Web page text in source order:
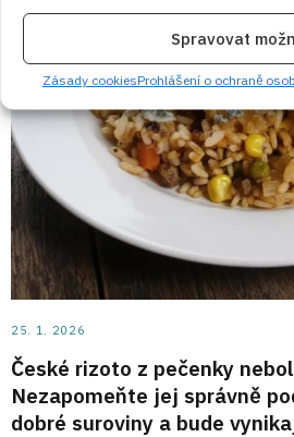
Spravovat
Zásady cookiesProhlášení o ochraně
25. 1. 2026
České rizoto z pečenky
Nezapomeňte jej správně
dobré suroviny a bude